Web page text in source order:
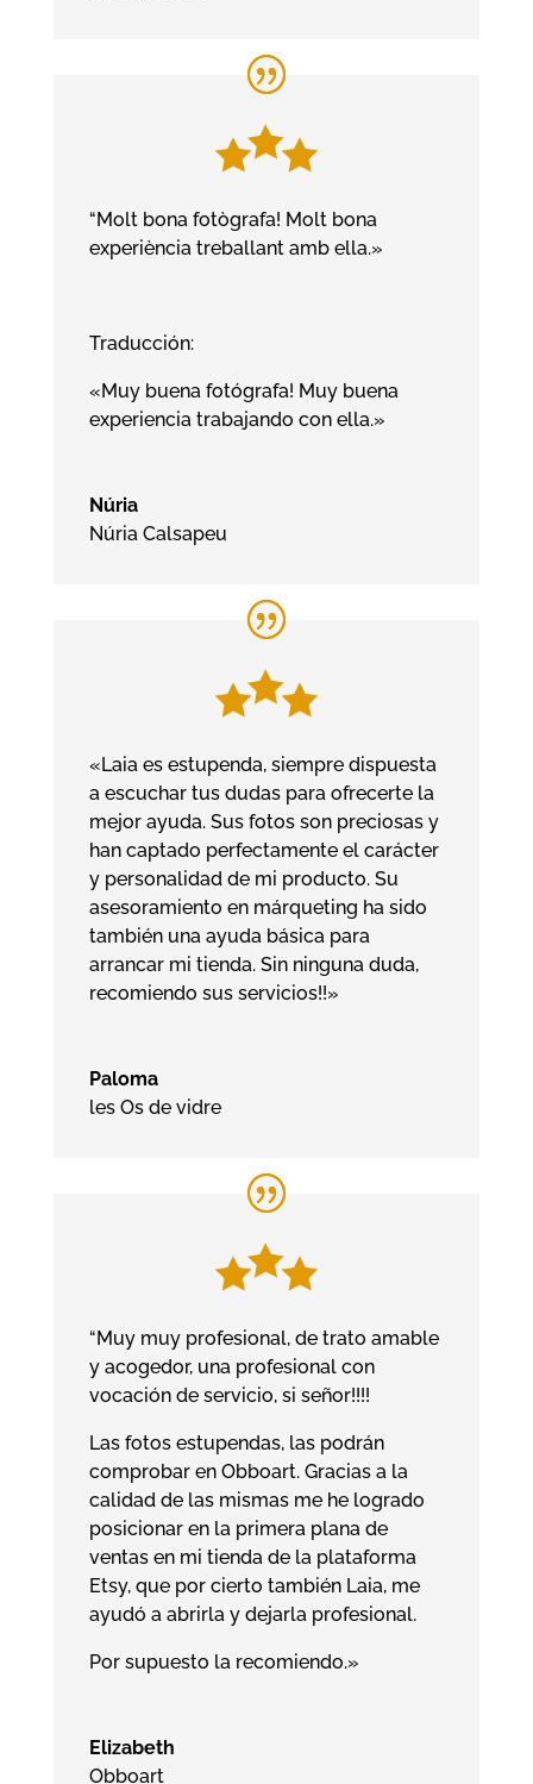
“Molt bona fotògrafa! Molt bona
experiència treballant amb ella.»
Traducción:
«Muy buena fotógrafa! Muy buena
experiencia trabajando con ella.»
Núria
Núria Calsapeu
«Laia es estupenda, siempre dispuesta
a escuchar tus dudas para ofrecerte la
mejor ayuda. Sus fotos son preciosas y
han captado perfectamente el carácter
y personalidad de mi producto. Su
asesoramiento en márqueting ha sido
también una ayuda básica para
arrancar mi tienda. Sin ninguna duda,
recomiendo sus servicios!!»
Paloma
les Os de vidre
“Muy muy profesional, de trato amable
y acogedor, una profesional con
vocación de servicio, si señor!!!!
Las fotos estupendas, las podrán
comprobar en Obboart. Gracias a la
calidad de las mismas me he logrado
posicionar en la primera plana de
ventas en mi tienda de la plataforma
Etsy, que por cierto también Laia, me
ayudó a abrirla y dejarla profesional.
Por supuesto la recomiendo.»
Elizabeth
Obboart